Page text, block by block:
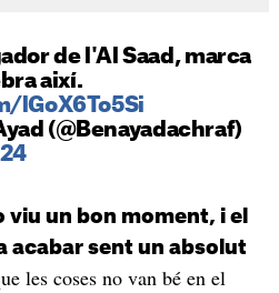
de l'Al Saad, marca
així.
lGoX6To5Si
(@Benayadachraf)
viu un bon moment, i el
acabar sent un absolut
les coses no van bé en el